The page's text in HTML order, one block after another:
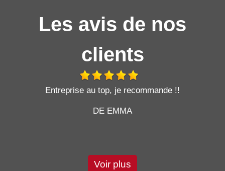
Les avis de nos
clients
Entreprise au top, je recommande !!
DE EMMA
Voir plus